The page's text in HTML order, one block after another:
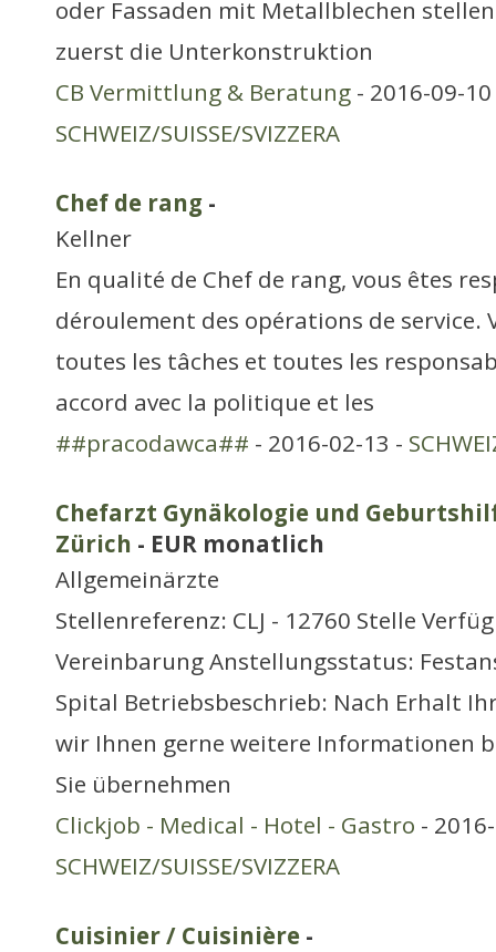
oder Fassaden mit Metallblechen
zuerst die Unterkonstruktion
CB Vermittlung & Beratung - 2016-09-
SCHWEIZ/SUISSE/SVIZZERA
Chef de rang -
Kellner
En qualité de Chef de rang, vous êtes
déroulement des opérations de service.
toutes les tâches et toutes les
accord avec la politique et les
##pracodawca## - 2016-02-13 -
Chefarzt Gynäkologie und
Zürich - EUR monatlich
Allgemeinärzte
Stellenreferenz: CLJ - 12760 Stelle
Vereinbarung Anstellungsstatus:
Spital Betriebsbeschrieb: Nach Erhalt
wir Ihnen gerne weitere Informationen
Sie übernehmen
Clickjob - Medical - Hotel - Gastro -
SCHWEIZ/SUISSE/SVIZZERA
Cuisinier / Cuisinière -